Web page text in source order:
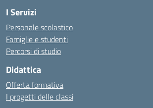
I Servizi
Personale scolastico
Famiglie e studenti
Percorsi di studio
Didattica
Offerta formativa
I progetti delle classi